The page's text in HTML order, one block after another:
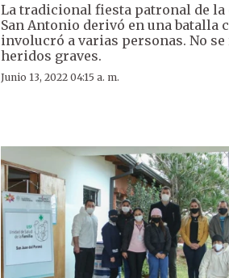
La tradicional fiesta patronal de la
San Antonio derivó en una batalla
involucró a varias personas. No
heridos graves.
Junio 13, 2022 04:15 a. m.